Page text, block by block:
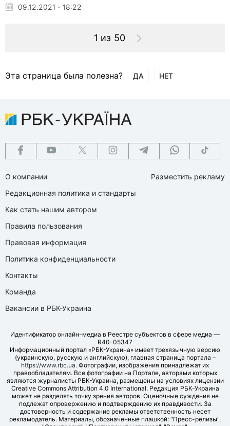
09.12.2021 - 18:22
1 из 50
Эта страница была полезна? ДА НЕТ
О компании
Редакционная политика и стандарты
Как стать нашим автором
Правила пользования
Правовая информация
Политика конфиденциальности
Контакты
Команда
Вакансии в РБК-Украина
Разместить рекламу
Идентификатор онлайн-медиа в Реестре субъектов в сфере медиа —
R40-05347
Информационный портал «РБК-Украина» имеет трехязычную версию
(украинскую, русскую и английскую), главная страница портала –
https://www.rbc.ua. Фотографии, изображения принадлежат их
правообладателям. Все фотографии на Портале, авторами которых
являются журналисты РБК-Украина, размещены на условиях лицензии
Creative Commons Attribution 4.0 International. Редакция РБК-Украина
может не разделять точку зрения авторов. Оценочные суждения не
подлежат опровержению и подтверждению их правдивости. За
достоверность и содержание рекламы ответственность несет
рекламодатель. Материалы, обозначенные плашкой: "Пресс-релизы",